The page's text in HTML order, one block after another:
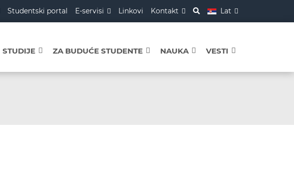
Studentski portal E-servisi Linkovi Kontakt Lat
STUDIJE ZA BUDUĆE STUDENTE NAUKA VESTI